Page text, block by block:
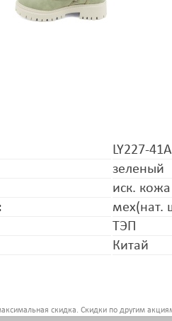
LY227-41A
зеленый
иск. кожа
мех(нат.
ТЭП
Китай
скидка. Скидки по другим